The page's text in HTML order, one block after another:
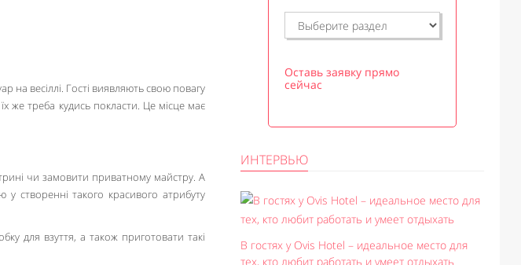
на весіллі. Гості виявляють свою повагу
же треба кудись покласти. Це місце має
чи замовити приватному майстру. А
створенні такого красивого атрибуту
для взуття, а також приготовати такі
Оставь заявку прямо
сейчас
ИНТЕРВЬЮ
В гостях у Ovis Hotel – идеальное место для
тех, кто любит работать и умеет отдыхать